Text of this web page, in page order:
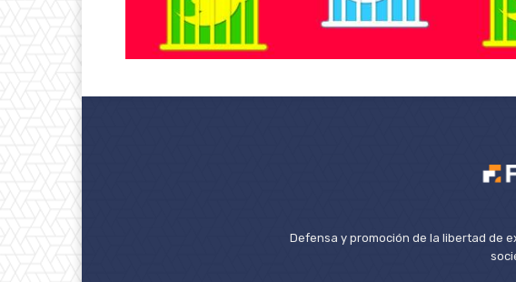
Defensa y promoción de la libertad de